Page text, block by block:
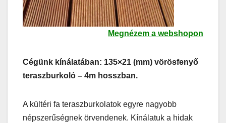
Megnézem a webshopon
Cégünk kínálatában: 135×21 (mm) vörösfenyő
teraszburkoló – 4m hosszban.
A kültéri fa teraszburkolatok egyre nagyobb
népszerűségnek örvendenek. Kínálatuk a hidak